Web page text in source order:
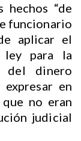
hechos “de
funcionario
aplicar el
ley para la
del dinero
en
que no eran
judicial